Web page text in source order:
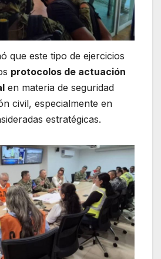
que este tipo de ejercicios
protocolos de actuación
en materia de seguridad
civil, especialmente en
estratégicas.